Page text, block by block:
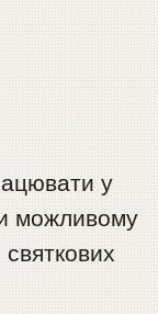
у
можливому